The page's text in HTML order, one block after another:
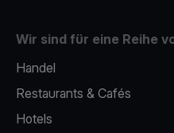
Wir sind für eine Reihe
Handel
Restaurants & Cafés
Hotels